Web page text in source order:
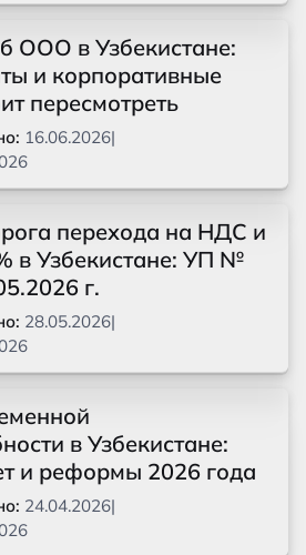
ООО в Узбекистане:
и корпоративные
пересмотреть
16.06.2026|
перехода на НДС и
в Узбекистане: УП №
г.
28.05.2026|
в Узбекистане:
и реформы 2026 года
24.04.2026|